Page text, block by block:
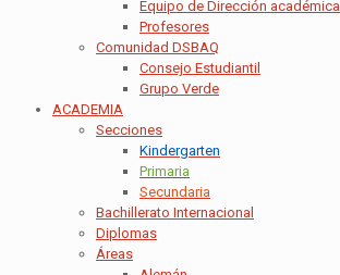
Equipo de Dirección académica
Profesores
Comunidad DSBAQ
Consejo Estudiantil
Grupo Verde
ACADEMIA
Secciones
Kindergarten
Primaria
Secundaria
Bachillerato Internacional
Diplomas
Áreas